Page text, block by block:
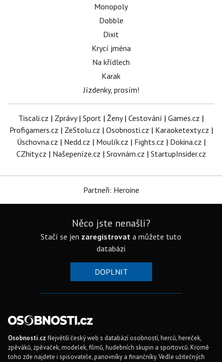
Monopoly
Dobble
Dixit
Krycí jména
Na křídlech
Karak
Jízdenky, prosím!
Tiscali.cz | Zprávy| Sport | Ženy| Cestování | Games.cz |
Profigamers.cz | ZeStolu.cz | Osobnosti.cz | Karaoketexty.cz |
Úschovna.cz | Nedd.cz | Moulík.cz | Fights.cz | Dokina.cz |
CZhity.cz | Našepeníze.cz | Srovnám.cz | StartupInsider.cz
Partneři: Heroine
Něco jste nenašli?
Stačí se jen zaregistrovat a můžete tuto
databázi
DOPLNIT
Osobnosti.cz Největší český web s databází osobností, herců, hereček,
zpěváků, zpěvaček, modelek, filmů, hudebních skupin a sportovců. Kromě
toho zde najdete i spisovatele, panovníky a finančníky. Vedle užitečných